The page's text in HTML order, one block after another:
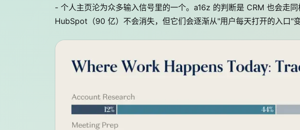
- 个人主页沦为众多输入信号里的一个。a16z 的判断是 CRM 也会走
HubSpot（90 亿）不会消失，但它们会逐渐从"用户每天打开的入口"